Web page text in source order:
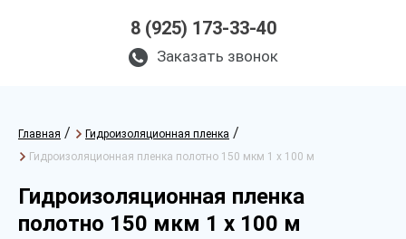
8 (925) 173-33-40
Заказать звонок
Главная / Гидроизоляционная пленка /
Гидроизоляционная пленка полотно 150 мкм 1 х 100 м
Гидроизоляционная пленка
полотно 150 мкм 1 х 100 м